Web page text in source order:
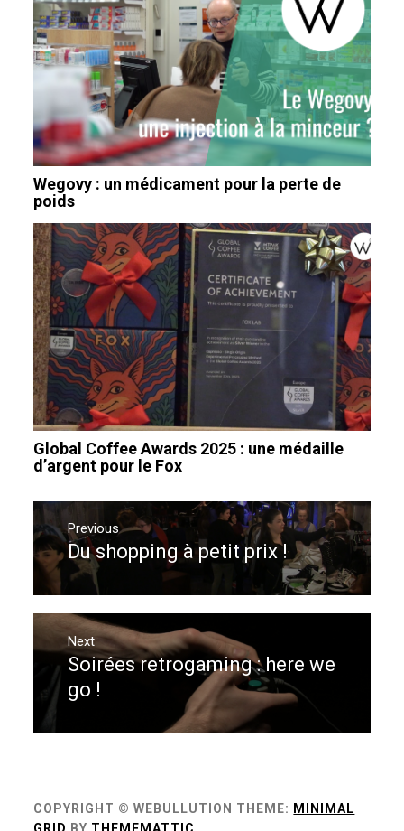
Wegovy : un médicament pour la perte de
poids
Global Coffee Awards 2025 : une médaille
d’argent pour le Fox
Navigation
de
l’article
Previous
Previous
post:
Du shopping à petit prix !
Next
Next
post:
Soirées retrogaming : here we
go !
COPYRIGHT © WEBULLUTION THEME: MINIMAL